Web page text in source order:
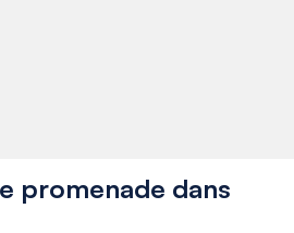
promenade dans